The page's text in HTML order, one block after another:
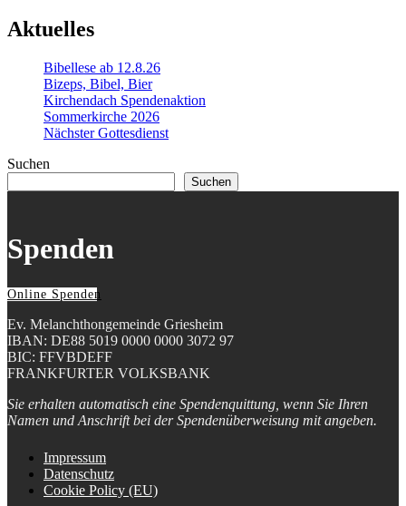
Aktuelles
Bibellese ab 12.8.26
Bizeps, Bibel, Bier
Kirchendach Spendenaktion
Sommerkirche 2026
Nächster Gottesdienst
Suchen
Suchen
Spenden
Online Spenden
Ev. Melanchthongemeinde Griesheim
IBAN: DE88 5019 0000 0000 3072 97
BIC: FFVBDEFF
FRANKFURTER VOLKSBANK
Sie erhalten automatisch eine Spendenquittung, wenn Sie Ihren
Namen und Anschrift bei der Spendenüberweisung mit angeben.
Impressum
Datenschutz
Cookie Policy (EU)